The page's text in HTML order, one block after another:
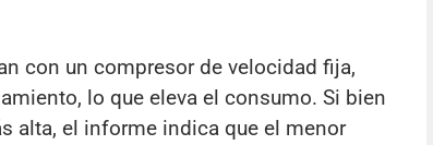
con un compresor de velocidad fija,
lo que eleva el consumo. Si bien
alta, el informe indica que el menor